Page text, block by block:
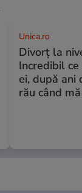
Unica.ro
Divorț la
Incredibil
ei, după ani
rău când